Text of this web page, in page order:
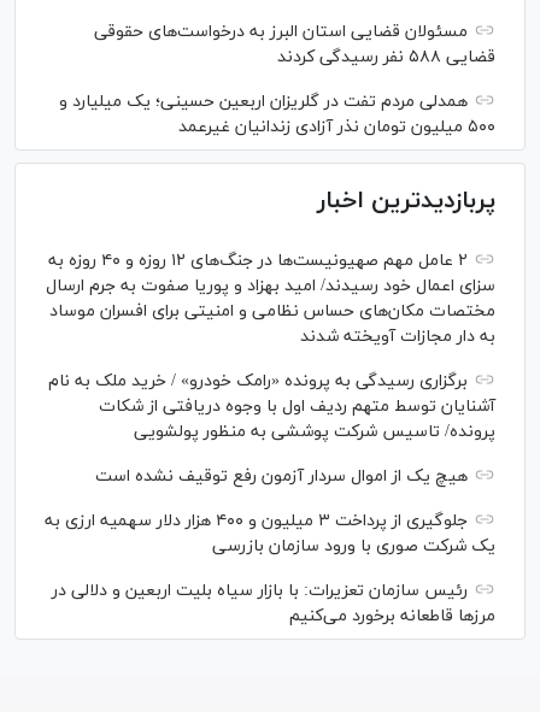
مسئولان قضایی استان البرز به درخواست‌های حقوقی
قضایی ۵۸۸ نفر رسیدگی کردند
همدلی مردم تفت در گلریزان اربعین حسینی؛ یک میلیارد و
۵۰۰ میلیون تومان نذر آزادی زندانیان غیرعمد
پربازدیدترین اخبار
۲ عامل مهم صهیونیست‌ها در جنگ‌های ۱۲ روزه و ۴۰ روزه به
سزای اعمال خود رسیدند/ امید بهزاد و پوریا صفوت به جرم ارسال
مختصات مکان‌های حساس نظامی و امنیتی برای افسران موساد
به دار مجازات آویخته شدند
برگزاری رسیدگی به پرونده «رامک خودرو» / خرید ملک به نام
آشنایان توسط متهم ردیف اول با وجوه دریافتی از شکات
پرونده/ تاسیس شرکت پوششی به منظور پولشویی
هیچ یک از اموال سردار آزمون رفع توقیف نشده است
جلوگیری از پرداخت ۳ میلیون و ۴۰۰ هزار دلار سهمیه ارزی به
یک شرکت صوری با ورود سازمان بازرسی
رئیس سازمان تعزیرات: با بازار سیاه بلیت اربعین و دلالی در
مرز‌ها قاطعانه برخورد می‌کنیم